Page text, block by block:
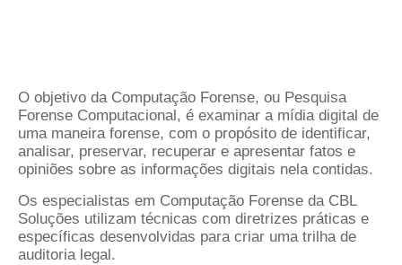
O objetivo da Computação Forense, ou Pesquisa
Forense Computacional, é examinar a mídia digital de
uma maneira forense, com o propósito de identificar,
analisar, preservar, recuperar e apresentar fatos e
opiniões sobre as informações digitais nela contidas.
Os especialistas em Computação Forense da CBL
Soluções utilizam técnicas com diretrizes práticas e
específicas desenvolvidas para criar uma trilha de
auditoria legal.